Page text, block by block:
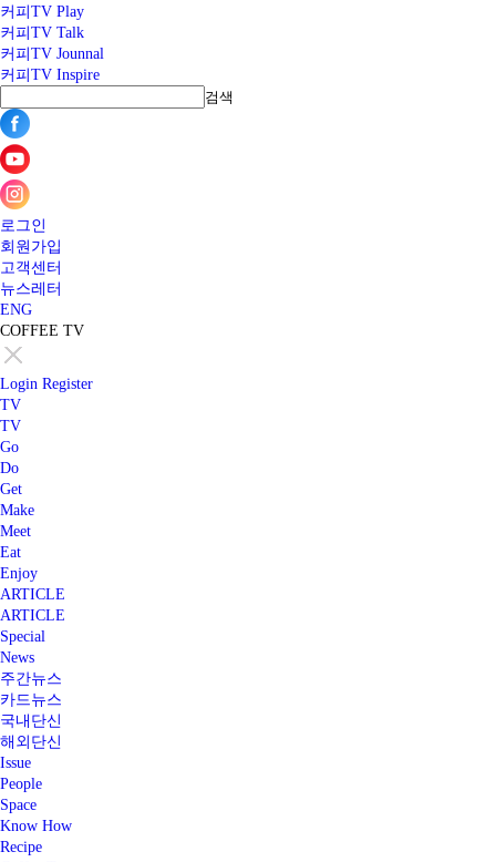
커피TV Play
커피TV Talk
커피TV Jounnal
커피TV Inspire
검색
로그인
회원가입
고객센터
뉴스레터
ENG
COFFEE TV
Login Register
TV
TV
Go
Do
Get
Make
Meet
Eat
Enjoy
ARTICLE
ARTICLE
Special
News
주간뉴스
카드뉴스
국내단신
해외단신
Issue
People
Space
Know How
Recipe